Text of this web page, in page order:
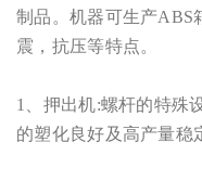
制品。机器可生产ABS
震，抗压等特点。
1、押出机:螺杆的特殊
的塑化良好及高产量稳